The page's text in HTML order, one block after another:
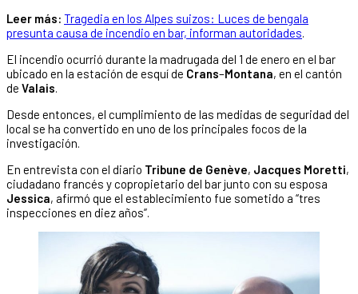
Leer más: Tragedia en los Alpes suizos: Luces de bengala
presunta causa de incendio en bar, informan autoridades.
El incendio ocurrió durante la madrugada del 1 de enero en el bar
ubicado en la estación de esquí de Crans–Montana, en el cantón
de Valais.
Desde entonces, el cumplimiento de las medidas de seguridad del
local se ha convertido en uno de los principales focos de la
investigación.
En entrevista con el diario Tribune de Genève, Jacques Moretti,
ciudadano francés y copropietario del bar junto con su esposa
Jessica, afirmó que el establecimiento fue sometido a “tres
inspecciones en diez años”.